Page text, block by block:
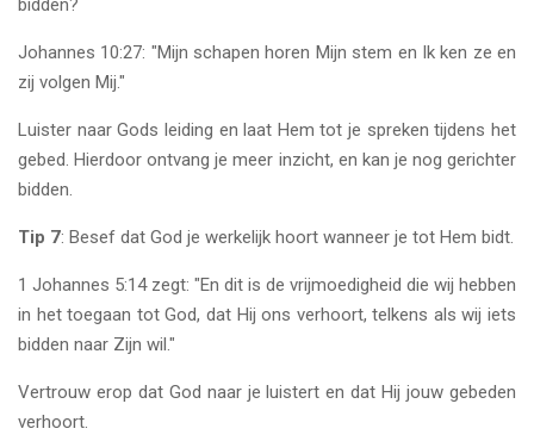
Johannes 10:27: "Mijn schapen horen Mijn stem en Ik ken ze en
zij volgen Mij."
Luister naar Gods leiding en laat Hem tot je spreken tijdens het
gebed. Hierdoor ontvang je meer inzicht, en kan je nog gerichter
bidden.
Tip 7: Besef dat God je werkelijk hoort wanneer je tot Hem bidt.
1 Johannes 5:14 zegt: "En dit is de vrijmoedigheid die wij hebben
in het toegaan tot God, dat Hij ons verhoort, telkens als wij iets
bidden naar Zijn wil."
Vertrouw erop dat God naar je luistert en dat Hij jouw gebeden
verhoort.